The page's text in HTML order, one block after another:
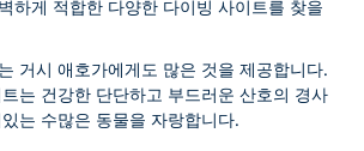
하게 적합한 다양한 다이빙 사이트를 찾을
거시 애호가에게도 많은 것을 제공합니다.
는 건강한 단단하고 부드러운 산호의 경사
는 수많은 동물을 자랑합니다.